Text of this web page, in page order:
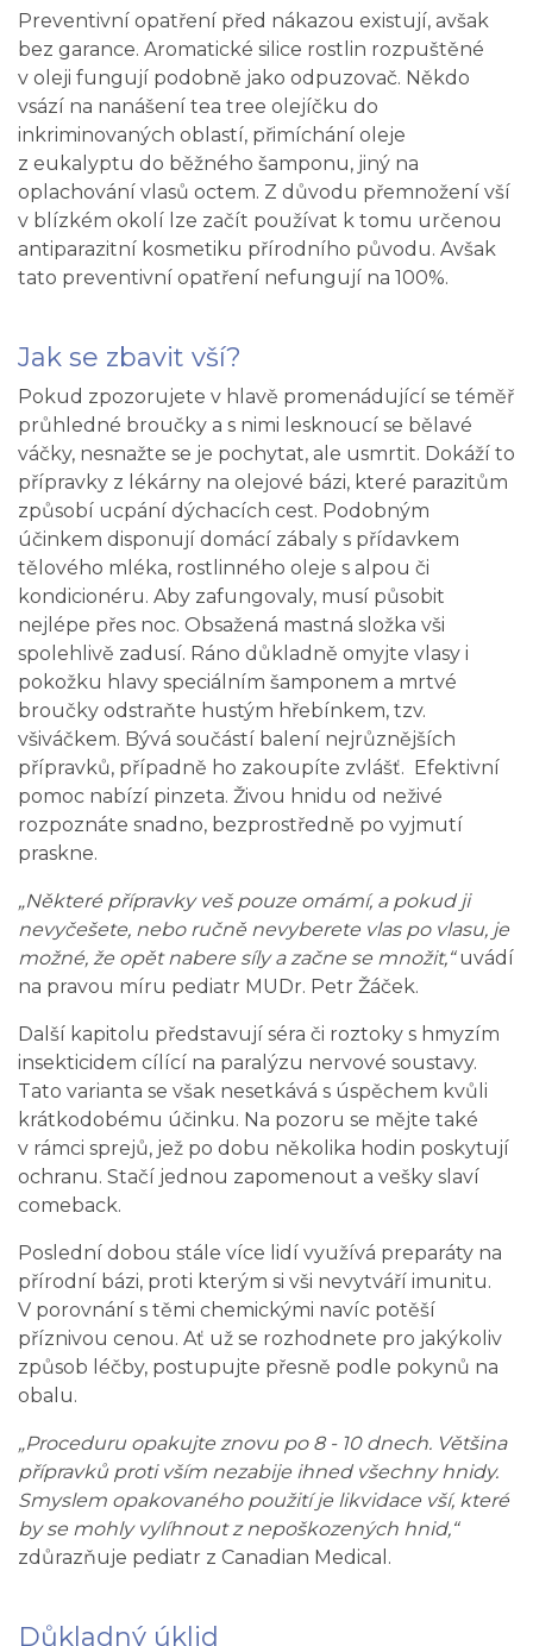
Preventivní opatření před nákazou existují, avšak
bez garance. Aromatické silice rostlin rozpuštěné
v oleji fungují podobně jako odpuzovač. Někdo
vsází na nanášení tea tree olejíčku do
inkriminovaných oblastí, přimíchání oleje
z eukalyptu do běžného šamponu, jiný na
oplachování vlasů octem. Z důvodu přemnožení vší
v blízkém okolí lze začít používat k tomu určenou
antiparazitní kosmetiku přírodního původu. Avšak
tato preventivní opatření nefungují na 100%.
Jak se zbavit vší?
Pokud zpozorujete v hlavě promenádující se téměř
průhledné broučky a s nimi lesknoucí se bělavé
váčky, nesnažte se je pochytat, ale usmrtit. Dokáží to
přípravky z lékárny na olejové bázi, které parazitům
způsobí ucpání dýchacích cest. Podobným
účinkem disponují domácí zábaly s přídavkem
tělového mléka, rostlinného oleje s alpou či
kondicionéru. Aby zafungovaly, musí působit
nejlépe přes noc. Obsažená mastná složka vši
spolehlivě zadusí. Ráno důkladně omyjte vlasy i
pokožku hlavy speciálním šamponem a mrtvé
broučky odstraňte hustým hřebínkem, tzv.
všiváčkem. Bývá součástí balení nejrůznějších
přípravků, případně ho zakoupíte zvlášť. Efektivní
pomoc nabízí pinzeta. Živou hnidu od neživé
rozpoznáte snadno, bezprostředně po vyjmutí
praskne.
„Některé přípravky veš pouze omámí, a pokud ji
nevyčešete, nebo ručně nevyberete vlas po vlasu, je
možné, že opět nabere síly a začne se množit,“uvádí
na pravou míru pediatr MUDr. Petr Žáček.
Další kapitolu představují séra či roztoky s hmyzím
insekticidem cílící na paralýzu nervové soustavy.
Tato varianta se však nesetkává s úspěchem kvůli
krátkodobému účinku. Na pozoru se mějte také
v rámci sprejů, jež po dobu několika hodin poskytují
ochranu. Stačí jednou zapomenout a vešky slaví
comeback.
Poslední dobou stále více lidí využívá preparáty na
přírodní bázi, proti kterým si vši nevytváří imunitu.
V porovnání s těmi chemickými navíc potěší
příznivou cenou. Ať už se rozhodnete pro jakýkoliv
způsob léčby, postupujte přesně podle pokynů na
obalu.
„Proceduru opakujte znovu po 8 - 10 dnech. Většina
přípravků proti vším nezabije ihned všechny hnidy.
Smyslem opakovaného použití je likvidace vší, které
by se mohly vylíhnout z nepoškozených hnid,“
zdůrazňuje pediatr z Canadian Medical.
Důkladný úklid